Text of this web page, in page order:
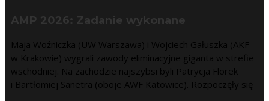
AMP 2026: Zadanie wykonane
Maja Woźniczka (UW Warszawa) i Wojciech Gałuszka (AKF
w Krakowie) wygrali zawody eliminacyjne giganta w strefie
wschodniej. Na zachodzie najszybsi byli Patrycja Florek
i Bartłomiej Sanetra (oboje AWF Katowice). Rozpoczęły się